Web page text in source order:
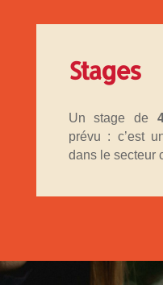
Stages
Un stage de
prévu : c’est
dans le secteur